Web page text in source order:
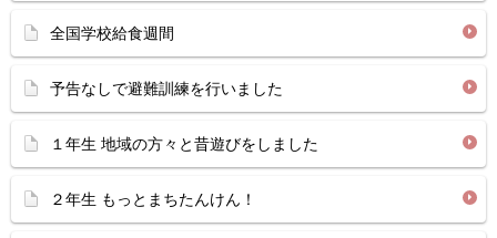
全国学校給食週間
予告なしで避難訓練を行いました
１年生 地域の方々と昔遊びをしました
２年生 もっとまちたんけん！